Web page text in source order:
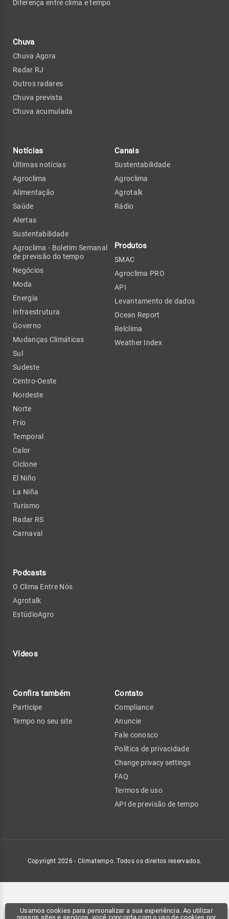
Usamos cookies para personalizar a sua experiência. Ao utilizar
nossos sites e serviços, você concorda com o uso de cookies por
Diferença entre clima e tempo
Chuva
Chuva Agora
Radar RJ
Outros radares
Chuva prevista
Chuva acumulada
Notícias
Últimas notícias
Agroclima
Alimentação
Saúde
Alertas
Sustentabilidade
Agroclima - Boletim Semanal
de previsão do tempo
Negócios
Moda
Energia
Infraestrutura
Governo
Mudanças Climáticas
Sul
Sudeste
Centro-Oeste
Nordeste
Norte
Frio
Temporal
Calor
Ciclone
El Niño
La Niña
Turismo
Radar RS
Carnaval
Podcasts
O Clima Entre Nós
Agrotalk
EstúdioAgro
Vídeos
Canais
Sustentabilidade
Agroclima
Agrotalk
Rádio
Produtos
SMAC
Agroclima PRO
API
Levantamento de dados
Ocean Report
Relclima
Weather Index
Confira também
Participe
Tempo no seu site
Contato
Compliance
Anuncie
Fale conosco
Política de privacidade
Change privacy settings
FAQ
Termos de uso
API de previsão de tempo
Copyright 2026 - Climatempo. Todos os direitos reservados.